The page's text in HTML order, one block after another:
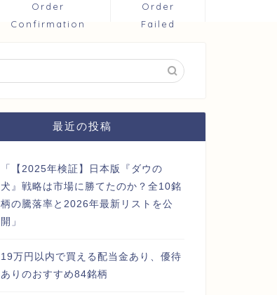
Order
Confirmation
Order
Failed
最近の投稿
「【2025年検証】日本版『ダウの
犬』戦略は市場に勝てたのか？全10銘
柄の騰落率と2026年最新リストを公
開」
19万円以内で買える配当金あり、優待
ありのおすすめ84銘柄